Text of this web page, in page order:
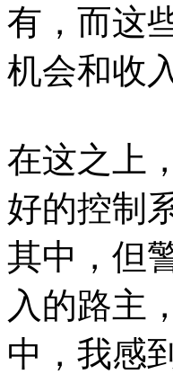
有，而这
机会和收
在这之上
好的控制
其中，但
入的路主
中，我感